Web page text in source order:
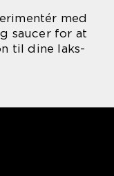
med
saucer for at
til dine laks-